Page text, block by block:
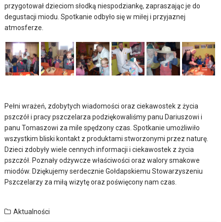
przygotował dzieciom słodką niespodziankę, zapraszając je do
degustacji miodu. Spotkanie odbyło się w miłej i przyjaznej
atmosferze.
Pełni wrażeń, zdobytych wiadomości oraz ciekawostek z życia
pszczół i pracy pszczelarza podziękowaliśmy panu Dariuszowi i
panu Tomaszowi za mile spędzony czas. Spotkanie umożliwiło
wszystkim bliski kontakt z produktami stworzonymi przez naturę.
Dzieci zdobyły wiele cennych informacji i ciekawostek z życia
pszczół. Poznały odżywcze właściwości oraz walory smakowe
miodów. Dziękujemy serdecznie Gołdapskiemu Stowarzyszeniu
Pszczelarzy za miłą wizytę oraz poświęcony nam czas.
Aktualności